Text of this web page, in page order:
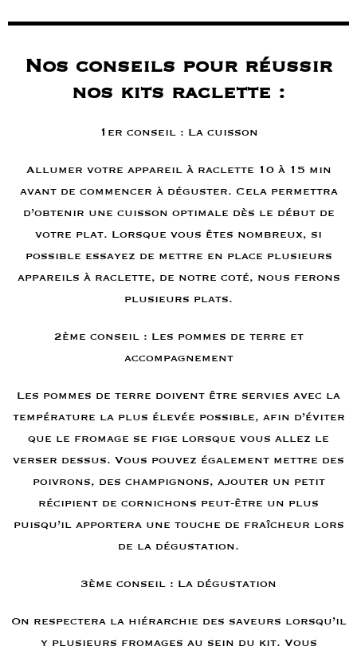
Nos conseils pour réussir
nos kits raclette :
1er conseil : La cuisson
Allumer votre appareil à raclette 10 à 15 min
avant de commencer à déguster. Cela permettra
d’obtenir une cuisson optimale dès le début de
votre plat. Lorsque vous êtes nombreux, si
possible essayez de mettre en place plusieurs
appareils à raclette, de notre coté, nous ferons
plusieurs plats.
2ème conseil : Les pommes de terre et
accompagnement
Les pommes de terre doivent être servies avec la
température la plus élevée possible, afin d’éviter
que le fromage se fige lorsque vous allez le
verser dessus. Vous pouvez également mettre des
poivrons, des champignons, ajouter un petit
récipient de cornichons peut-être un plus
puisqu’il apportera une touche de fraîcheur lors
de la dégustation.
3ème conseil : La dégustation
On respectera la hiérarchie des saveurs lorsqu’il
y plusieurs fromages au sein du kit. Vous